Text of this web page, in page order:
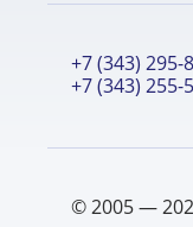
+7 (343) 295-
+7 (343) 255-
© 2005 —